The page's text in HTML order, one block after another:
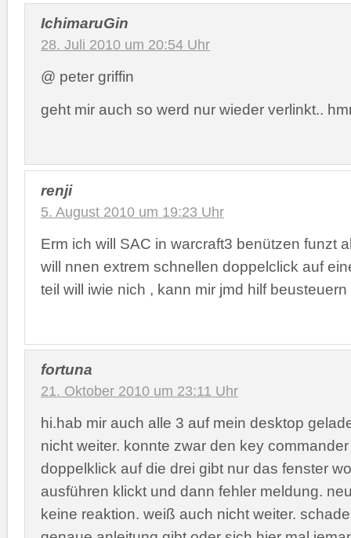
IchimaruGin
28. Juli 2010 um 20:54 Uhr
@ peter griffin
geht mir auch so werd nur wieder verlinkt..
renji
5. August 2010 um 19:23 Uhr
Erm ich will SAC in warcraft3 benützen funzt
will nnen extrem schnellen doppelclick auf
teil will iwie nich , kann mir jmd hilf beusteuern
fortuna
21. Oktober 2010 um 23:11 Uhr
hi.hab mir auch alle 3 auf mein desktop
nicht weiter. konnte zwar den key
doppelklick auf die drei gibt nur das fenster
ausführen klickt und dann fehler meldung.
keine reaktion. weiß auch nicht weiter.